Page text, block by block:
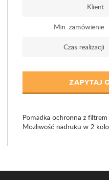
Klient
Min. zamówienie
Czas realizacji
ZAPYTAJ
Pomadka ochronna z
Możliwość nadruku w 2